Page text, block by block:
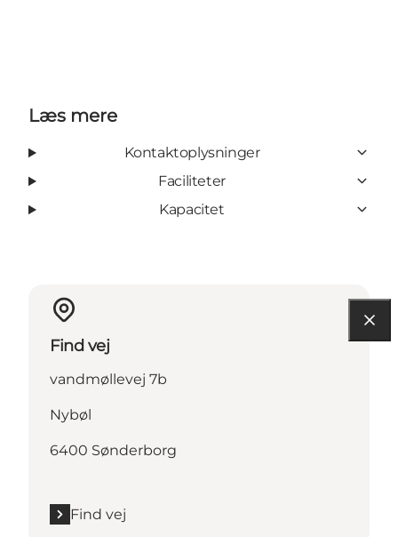
Læs mere
Kontaktoplysninger
Faciliteter
Kapacitet
Find vej
vandmøllevej 7b
Nybøl
6400 Sønderborg
Find vej